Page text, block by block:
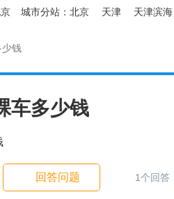
城市分站： 北京 天津 天津滨海
少钱
车多少钱
回答问题 1个回答